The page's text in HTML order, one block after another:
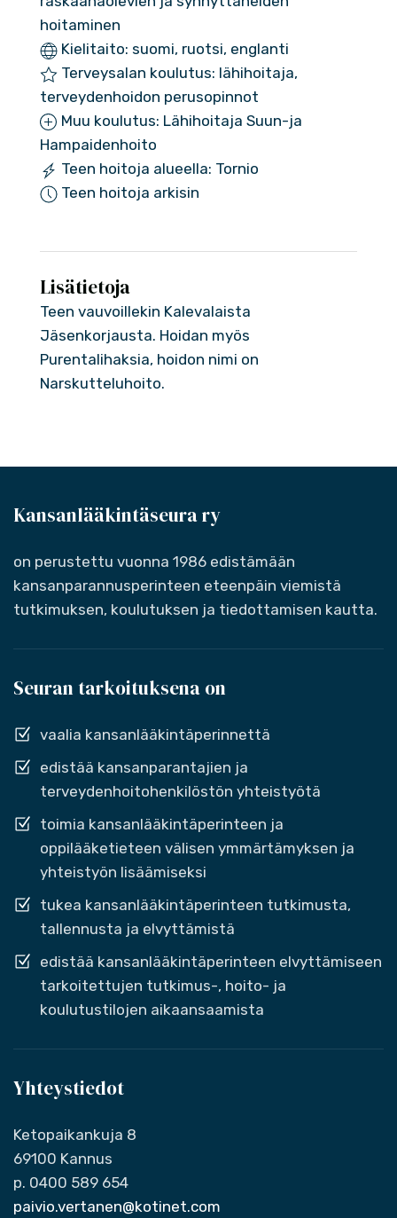
hoitaminen
Kielitaito: suomi, ruotsi, englanti
Terveysalan koulutus: lähihoitaja,
terveydenhoidon perusopinnot
Muu koulutus: Lähihoitaja Suun-ja
Hampaidenhoito
Teen hoitoja alueella: Tornio
Teen hoitoja arkisin
Lisätietoja
Teen vauvoillekin Kalevalaista
Jäsenkorjausta. Hoidan myös
Purentalihaksia, hoidon nimi on
Narskutteluhoito.
Kansanlääkintäseura ry
on perustettu vuonna 1986 edistämään
kansanparannusperinteen eteenpäin viemistä
tutkimuksen, koulutuksen ja tiedottamisen kautta.
Seuran tarkoituksena on
vaalia kansanlääkintäperinnettä
edistää kansanparantajien ja
terveydenhoitohenkilöstön yhteistyötä
toimia kansanlääkintäperinteen ja
oppilääketieteen välisen ymmärtämyksen ja
yhteistyön lisäämiseksi
tukea kansanlääkintäperinteen tutkimusta,
tallennusta ja elvyttämistä
edistää kansanlääkintäperinteen elvyttämiseen
tarkoitettujen tutkimus-, hoito- ja
koulutustilojen aikaansaamista
Yhteystiedot
Ketopaikankuja 8
69100 Kannus
p. 0400 589 654
paivio.vertanen@kotinet.com